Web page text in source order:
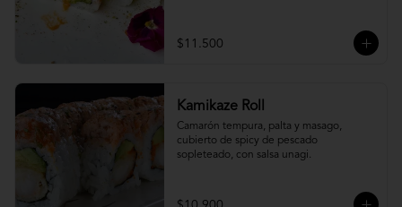
$11.500
Kamikaze Roll
Camarón tempura, palta y masago,
cubierto de spicy de pescado
sopleteado, con salsa unagi.